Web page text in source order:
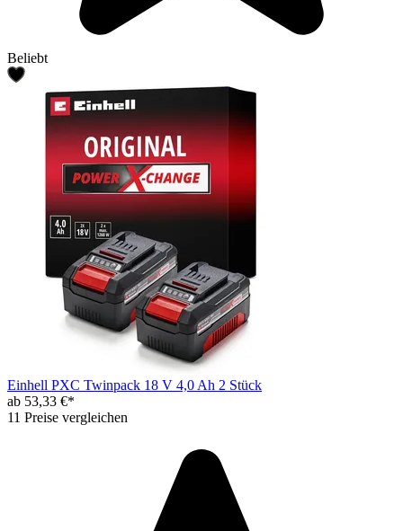
Beliebt
Einhell PXC Twinpack 18 V 4,0 Ah 2 Stück
ab 53,33 €*
11 Preise vergleichen